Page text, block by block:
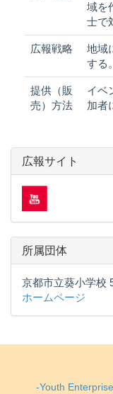
域を
士で
広報戦略
地域
する。
提供（販
売）方法
イベ
加者
広報サイト
所属団体
京都市立葵小学校
ホームページ
-Youth